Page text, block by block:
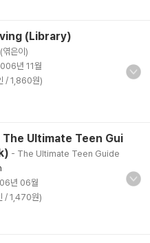
(Library)
(엮은이)
년 11월
/ 1,860원)
The Ultimate Teen Gui
- The Ultimate Teen Guide
년 06월
/ 1,470원)